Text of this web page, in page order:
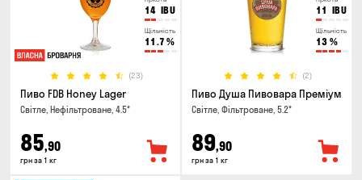
14 IBU
Щільність
11.7 %
(23)
Пиво FDB Honey Lager
Світле, Нефільтроване, 4.5°
85,90
грн за 1 кг
11 IBU
Щільність
13 %
(2)
Пиво Душа Пивовара Преміум
Світле, Фільтроване, 5.2°
89,90
грн за 1 кг